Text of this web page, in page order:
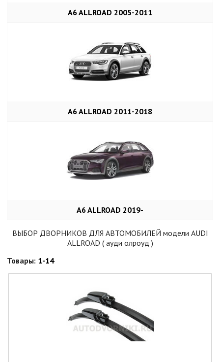
A6 ALLROAD 2005-2011
A6 ALLROAD 2011-2018
A6 ALLROAD 2019-
ВЫБОР ДВОРНИКОВ ДЛЯ АВТОМОБИЛЕЙ модели AUDI
ALLROAD ( ауди олроуд )
Товары: 1-14